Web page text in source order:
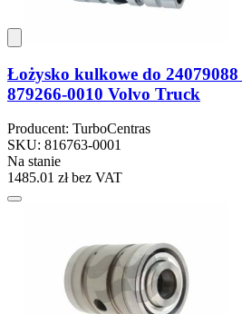
Łożysko kulkowe do 24079088
879266-0010 Volvo Truck
Producent: TurboCentras
SKU: 816763-0001
Na stanie
1485.01 złbez VAT